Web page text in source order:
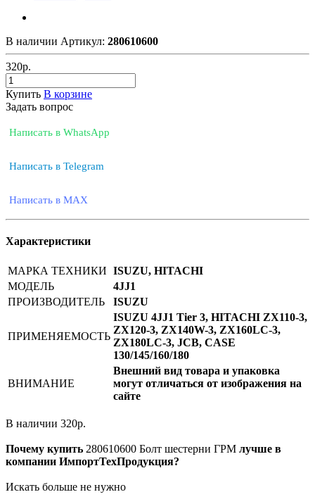
В наличии Артикул: 280610600
320р.
Купить В корзине
Задать вопрос
Написать в WhatsApp
Написать в Telegram
Написать в MAX
Характеристики
МАРКА ТЕХНИКИ ISUZU, HITACHI
МОДЕЛЬ
4JJ1
ПРОИЗВОДИТЕЛЬ
ISUZU
ПРИМЕНЯЕМОСТЬ
ISUZU 4JJ1 Tier 3, HITACHI ZX110-3,
ZX120-3, ZX140W-3, ZX160LC-3,
ZX180LC-3, JCB, CASE
130/145/160/180
ВНИМАНИЕ
Внешний вид товара и упаковка
могут отличаться от изображения на
сайте
В наличии 320р.
Почему купить 280610600 Болт шестерни ГРМ лучше в
компании ИмпортТехПродукция?
Искать больше не нужно